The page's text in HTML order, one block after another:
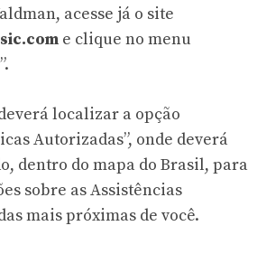
acesse já o site
e clique no menu
localizar a opção
Autorizadas”, onde deverá
dentro do mapa do Brasil, para
sobre as Assistências
mais próximas de você.